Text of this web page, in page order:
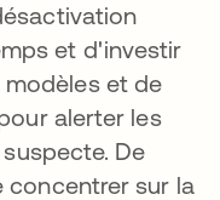
et d'investir
et de
alerter les
De
concentrer sur la